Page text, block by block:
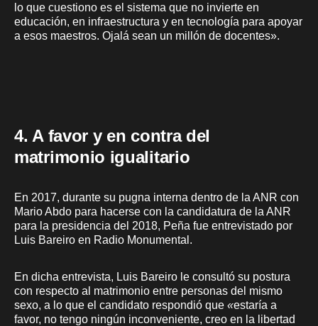
lo que cuestiono es el sistema que no invierte en
educación, en infraestructura y en tecnología para apoyar
a esos maestros. Ojalá sean un millón de docentes».
4. A favor y en contra del
matrimonio igualitario
En 2017, durante su pugna interna dentro de la ANR con
Mario Abdo para hacerse con la candidatura de la ANR
para la presidencia del 2018, Peña fue entrevistado por
Luis Bareiro en Radio Monumental.
En dicha entrevista, Luis Bareiro le consultó su postura
con respecto al matrimonio entre personas del mismo
sexo, a lo que el candidato respondió que «estaría a
favor, no tengo ningún inconveniente, creo en la libertad